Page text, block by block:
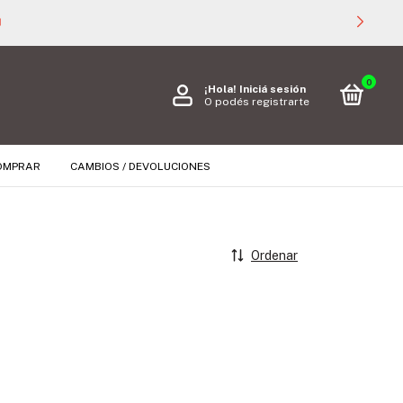
¡Hola! Iniciá sesión
O podés registrarte
0
CAMBIOS / DEVOLUCIONES
Ordenar